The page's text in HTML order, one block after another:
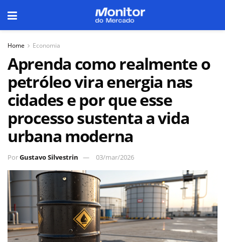
Home Economia
Aprenda como realmente o
petróleo vira energia nas
cidades e por que esse
processo sustenta a vida
urbana moderna
PorGustavo Silvestrin 03/mar/2026